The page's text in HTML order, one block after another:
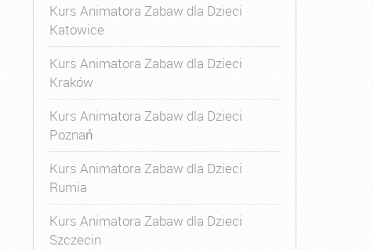
Kurs Animatora Zabaw dla Dzieci
Katowice
Kurs Animatora Zabaw dla Dzieci
Kraków
Kurs Animatora Zabaw dla Dzieci
Poznań
Kurs Animatora Zabaw dla Dzieci
Rumia
Kurs Animatora Zabaw dla Dzieci
Szczecin